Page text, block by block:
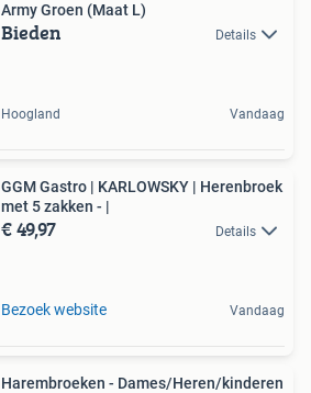
Army Groen (Maat L)
Bieden Details
Hoogland Vandaag
GGM Gastro | KARLOWSKY | Herenbroek
met 5 zakken - |
€ 49,97 Details
Bezoek website Vandaag
Harembroeken - Dames/Heren/kinderen